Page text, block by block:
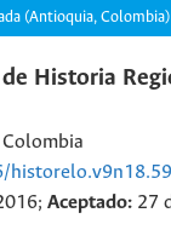
(Antioquia, Colombia)